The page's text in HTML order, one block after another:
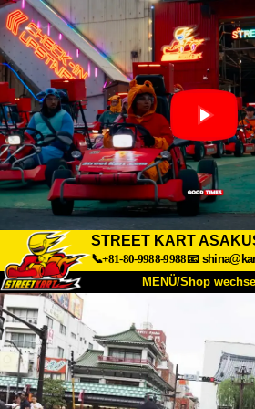
STREET KART
📞+81-80-9988-9988📧
MENÜ/Shop
Über uns Spezifikationen
Anfahrt Bewertungen